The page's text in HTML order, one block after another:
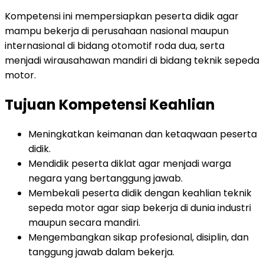
Kompetensi ini mempersiapkan peserta didik agar
mampu bekerja di perusahaan nasional maupun
internasional di bidang otomotif roda dua, serta
menjadi wirausahawan mandiri di bidang teknik sepeda
motor.
Tujuan Kompetensi Keahlian
Meningkatkan keimanan dan ketaqwaan peserta
didik.
Mendidik peserta diklat agar menjadi warga
negara yang bertanggung jawab.
Membekali peserta didik dengan keahlian teknik
sepeda motor agar siap bekerja di dunia industri
maupun secara mandiri.
Mengembangkan sikap profesional, disiplin, dan
tanggung jawab dalam bekerja.